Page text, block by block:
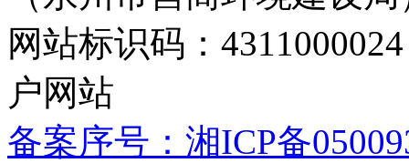
网站标识码：
户网站
备案序号：湘ICP备